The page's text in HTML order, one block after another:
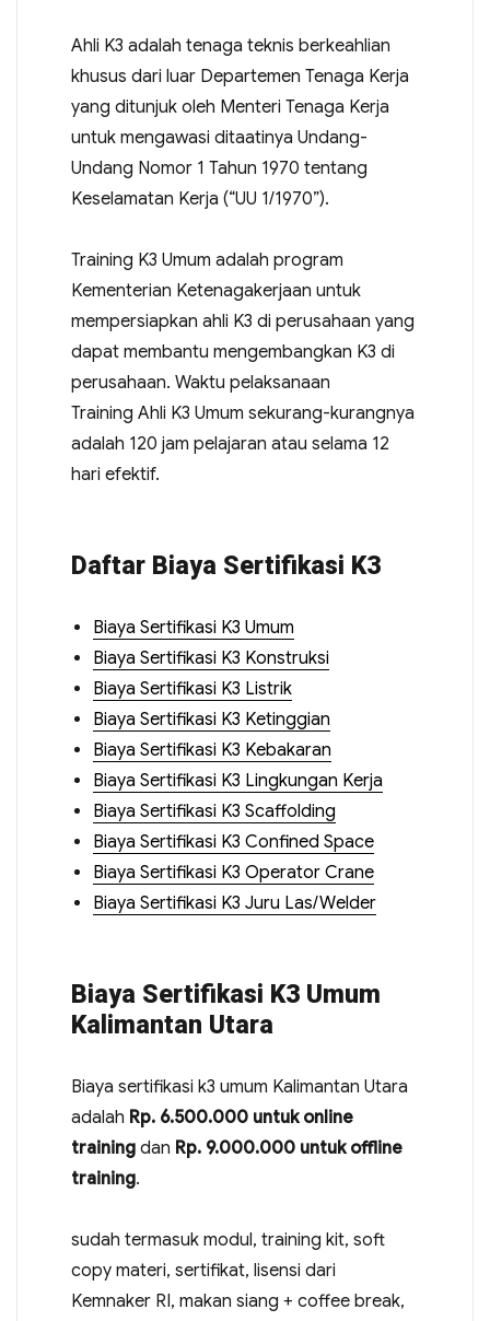
Ahli K3 adalah tenaga teknis berkeahlian
khusus dari luar Departemen Tenaga Kerja
yang ditunjuk oleh Menteri Tenaga Kerja
untuk mengawasi ditaatinya Undang-
Undang Nomor 1 Tahun 1970 tentang
Keselamatan Kerja (“UU 1/1970”).
Training K3 Umum adalah program
Kementerian Ketenagakerjaan untuk
mempersiapkan ahli K3 di perusahaan yang
dapat membantu mengembangkan K3 di
perusahaan. Waktu pelaksanaan
Training Ahli K3 Umum sekurang-kurangnya
adalah 120 jam pelajaran atau selama 12
hari efektif.
Daftar Biaya Sertifikasi K3
Biaya Sertifikasi K3 Umum
Biaya Sertifikasi K3 Konstruksi
Biaya Sertifikasi K3 Listrik
Biaya Sertifikasi K3 Ketinggian
Biaya Sertifikasi K3 Kebakaran
Biaya Sertifikasi K3 Lingkungan Kerja
Biaya Sertifikasi K3 Scaffolding
Biaya Sertifikasi K3 Confined Space
Biaya Sertifikasi K3 Operator Crane
Biaya Sertifikasi K3 Juru Las/Welder
Biaya Sertifikasi K3 Umum
Kalimantan Utara
Biaya sertifikasi k3 umum Kalimantan Utara
adalah Rp. 6.500.000 untuk online
trainingdan Rp. 9.000.000 untuk offline
training.
sudah termasuk modul, training kit, soft
copy materi, sertifikat, lisensi dari
Kemnaker RI, makan siang + coffee break,